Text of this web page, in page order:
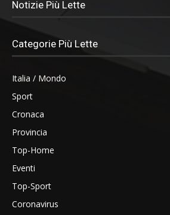
Notizie Più Lette
Categorie Più Lette
Italia / Mondo
Sport
Cronaca
Provincia
Top-Home
Eventi
Top-Sport
Coronavirus